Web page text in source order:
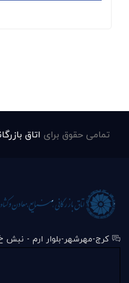
تمامی حقوق برای اتاق
کرج-مهرشهر-بلوار ارم - نبش خ 100 غربی - ساختمان